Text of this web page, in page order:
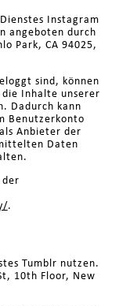
Instagram
angeboten durch
Park, CA 94025,
sind, können
die Inhalte unserer
Dadurch kann
Benutzerkonto
Anbieter der
Daten
.
Tumblr nutzen.
10th Floor, New